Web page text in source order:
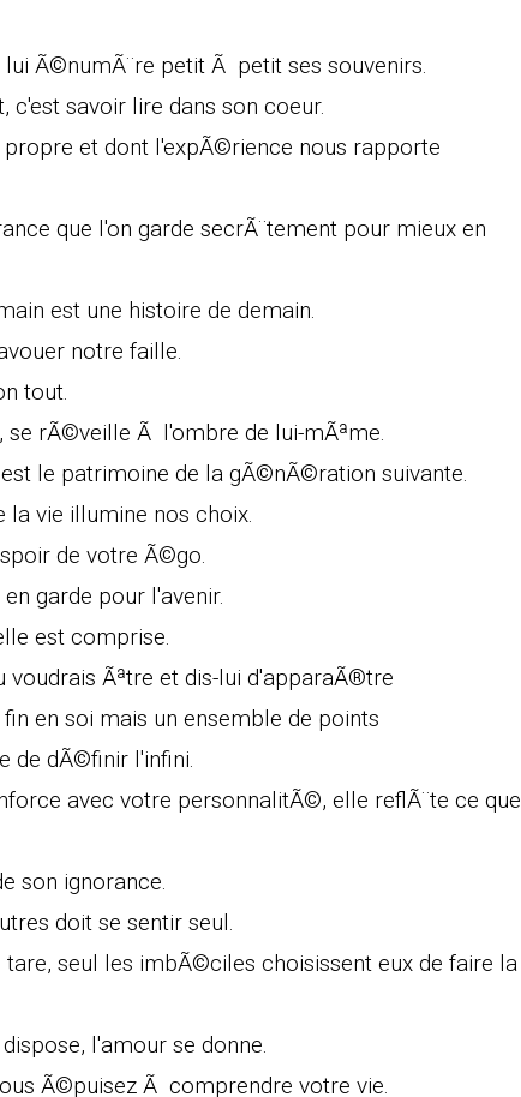
Ã©numÃ¨re petit Ã petit ses souvenirs.
savoir lire dans son coeur.
propre et dont l'expÃ©rience nous rapporte
que l'on garde secrÃ¨tement pour mieux en
est une histoire de demain.
notre faille.
tout.
se rÃ©veille Ã l'ombre de lui-mÃªme.
le patrimoine de la gÃ©nÃ©ration suivante.
la vie illumine nos choix.
de votre Ã©go.
garde pour l'avenir.
est comprise.
voudrais Ãªtre et dis-lui d'apparaÃ®tre
en soi mais un ensemble de points
de dÃ©finir l'infini.
avec votre personnalitÃ©, elle reflÃ¨te ce que
son ignorance.
doit se sentir seul.
seul les imbÃ©ciles choisissent eux de faire la
l'amour se donne.
Ã©puisez Ã comprendre votre vie.